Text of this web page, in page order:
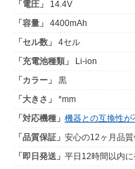
「電圧」
14.4V
「容量」
4400mAh
「セル数」
4セル
「充電池種類」
Li-ion
「カラー」
黒
「大きさ」
*mm
「対応機種」 機器との互換性
「品質保証」 安心の12ヶ月品
「即日発送」 平日12時間以内に